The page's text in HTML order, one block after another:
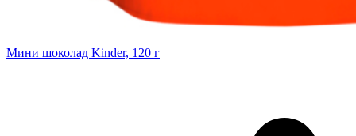
Мини шоколад Kinder, 120 г